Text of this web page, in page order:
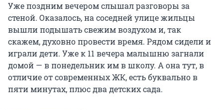
Уже поздним вечером слышал разговоры за
стеной. Оказалось, на соседней улице жильцы
вышли подышать свежим воздухом и, так
скажем, духовно провести время. Рядом сидели и
играли дети. Уже к 11 вечера малышню загнали
домой — в понедельник им в школу. А она тут, в
отличие от современных ЖК, есть буквально в
пяти минутах, плюс два детских сада.